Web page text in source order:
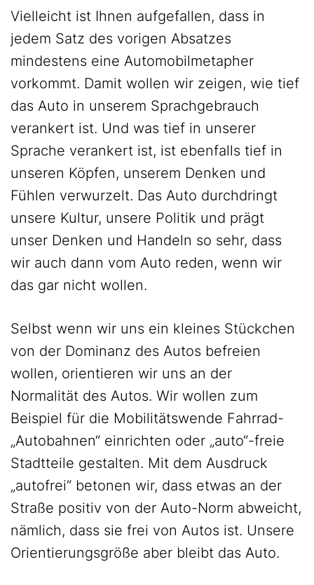
Vielleicht ist Ihnen aufgefallen, dass in
jedem Satz des vorigen Absatzes
mindestens eine Automobilmetapher
vorkommt. Damit wollen wir zeigen, wie tief
das Auto in unserem Sprachgebrauch
verankert ist. Und was tief in unserer
Sprache verankert ist, ist ebenfalls tief in
unseren Köpfen, unserem Denken und
Fühlen verwurzelt. Das Auto durchdringt
unsere Kultur, unsere Politik und prägt
unser Denken und Handeln so sehr, dass
wir auch dann vom Auto reden, wenn wir
das gar nicht wollen.
Selbst wenn wir uns ein kleines Stückchen
von der Dominanz des Autos befreien
wollen, orientieren wir uns an der
Normalität des Autos. Wir wollen zum
Beispiel für die Mobilitätswende Fahrrad-
„Autobahnen“ einrichten oder „auto“-freie
Stadtteile gestalten. Mit dem Ausdruck
„autofrei“ betonen wir, dass etwas an der
Straße positiv von der Auto-Norm abweicht,
nämlich, dass sie frei von Autos ist. Unsere
Orientierungsgröße aber bleibt das Auto.